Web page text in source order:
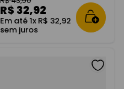
R$ 32,92
Em até1x R$ 32,92
sem juros